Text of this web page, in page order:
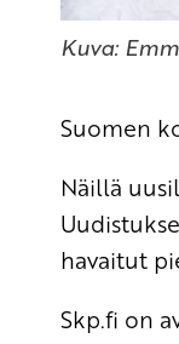
Kuva:
Suomen
Näillä
havaitut
Skp.fi on